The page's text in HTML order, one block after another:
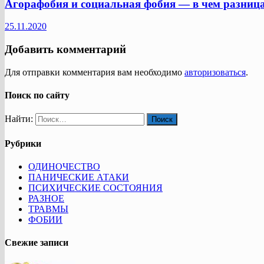
Агорафобия и социальная фобия — в чем
25.11.2020
Добавить комментарий
Для отправки комментария вам необходимо авторизоваться.
Поиск по сайту
Найти:
Рубрики
ОДИНОЧЕСТВО
ПАНИЧЕСКИЕ АТАКИ
ПСИХИЧЕСКИЕ СОСТОЯНИЯ
РАЗНОЕ
ТРАВМЫ
ФОБИИ
Свежие записи